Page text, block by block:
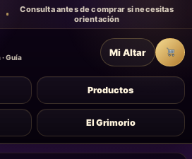
Consulta antes de comprar si necesitas
orientación
Guía
Productos
El Grimorio
Mi Altar